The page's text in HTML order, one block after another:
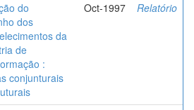
do
dos
da
de
:
conjunturais
Oct-1997 Relatório